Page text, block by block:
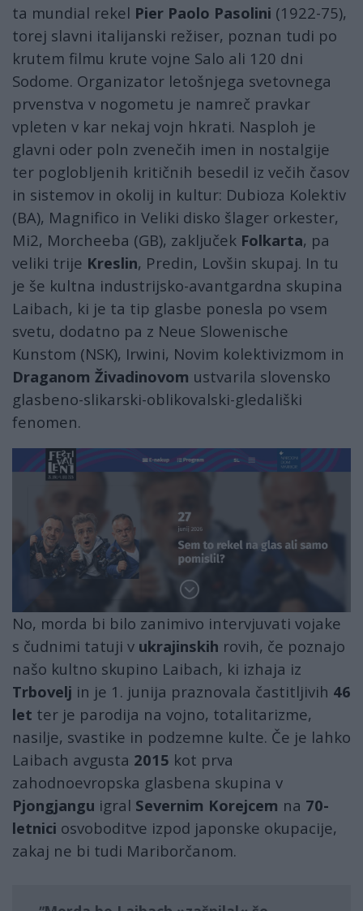
ta mundial rekel Pier Paolo Pasolini (1922-75),
torej slavni italijanski režiser, poznan tudi po
krutem filmu krute vojne Salo ali 120 dni
Sodome. Organizator letošnjega svetovnega
prvenstva v nogometu je namreč pravkar
vpleten v kar nekaj vojn hkrati. Nasploh je
glavni oder poln zvenečih imen in nostalgije
ter poglobljenih kritičnih besedil iz večih časov
in sistemov in okolij in kultur: Dubioza Kolektiv
(BA), Magnifico in Veliki disko šlager orkester,
Mi2, Morcheeba (GB), zaključek Folkarta, pa
veliki trije Kreslin, Predin, Lovšin skupaj. In tu
je še kultna industrijsko-avantgardna skupina
Laibach, ki je ta tip glasbe ponesla po vsem
svetu, dodatno pa z Neue Slowenische
Kunstom (NSK), Irwini, Novim kolektivizmom in
Draganom Živadinovom ustvarila slovensko
glasbeno-slikarski-oblikovalski-gledališki
fenomen.
lent11.jpg
No, morda bi bilo zanimivo intervjuvati vojake
s čudnimi tatuji v ukrajinskih rovih, če poznajo
našo kultno skupino Laibach, ki izhaja iz
Trbovelj in je 1. junija praznovala častitljivih 46
let ter je parodija na vojno, totalitarizme,
nasilje, svastike in podzemne kulte. Če je lahko
Laibach avgusta 2015 kot prva
zahodnoevropska glasbena skupina v
Pjongjangu igral Severnim Korejcem na 70-
letnici osvoboditve izpod japonske okupacije,
zakaj ne bi tudi Mariborčanom.